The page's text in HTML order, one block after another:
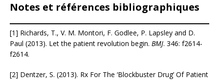
Notes et références bibliographiques
[1] Richards, T., V. M. Montori, F. Godlee, P. Lapsley and D.
Paul (2013). Let the patient revolution begin. BMJ. 346: f2614-
f2614.
[2] Dentzer, S. (2013). Rx For The ‘Blockbuster Drug’ Of Patient